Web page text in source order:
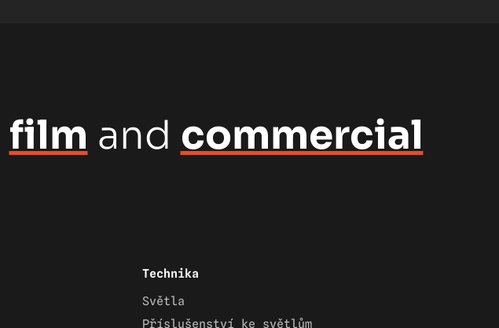
film and commercial
Technika
Světla
Příslušenství ke světlům